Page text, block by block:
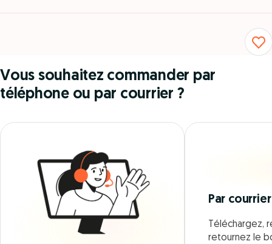
Vous souhaitez commander par
téléphone ou par courrier ?
Par courrier
Téléchargez,
retournez le